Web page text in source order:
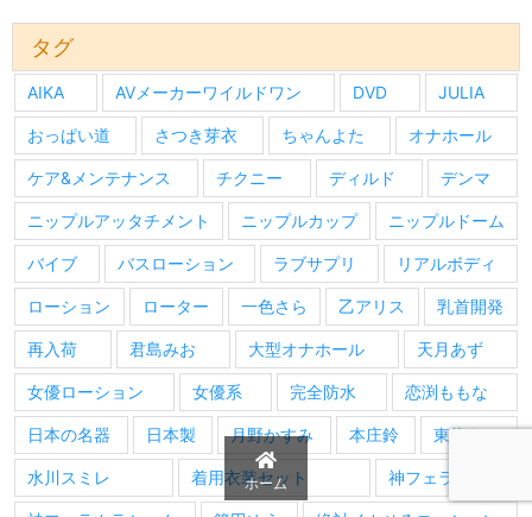
タグ
AIKA AVメーカーワイルドワン DVD JULIA
おっぱい道 さつき芽衣 ちゃんよた オナホール
ケア&メンテナンス チクニー ディルド デンマ
ニップルアッタチメント ニップルカップ ニップルドーム
バイブ バスローション ラブサプリ リアルボディ
ローション ローター 一色さら 乙アリス 乳首開発
再入荷 君島みお 大型オナホール 天月あず
女優ローション 女優系 完全防水 恋渕ももな
日本の名器 日本製 月野かすみ 本庄鈴 東條なつ
水川スミレ 着用衣装セット 神フェラ
ホーム